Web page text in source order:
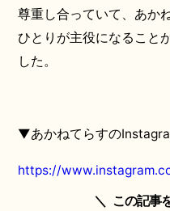
尊重し合っていて、あか
ひとりが主役になること
した。
▼あかねてらすの
https://
＼
この記事